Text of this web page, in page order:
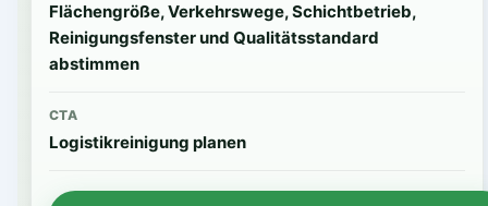
Flächengröße, Verkehrswege, Schichtbetrieb,
Reinigungsfenster und Qualitätsstandard
abstimmen
CTA
Logistikreinigung planen